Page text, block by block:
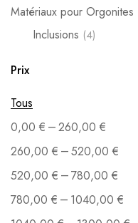
Matériaux pour Orgonites
Inclusions (4)
Pierres (36)
Poudre (3)
Stickers (3)
Orgonites (90)
Prix
Tous
0,00 € –260,00 €
260,00 € –520,00 €
520,00 € –780,00 €
780,00 € – 1040,00 €